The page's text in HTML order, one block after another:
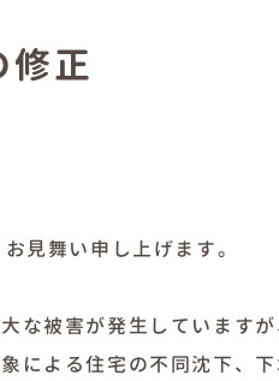
正
見舞い申し上げます。
な被害が発生していますが
による住宅の不同沈下、